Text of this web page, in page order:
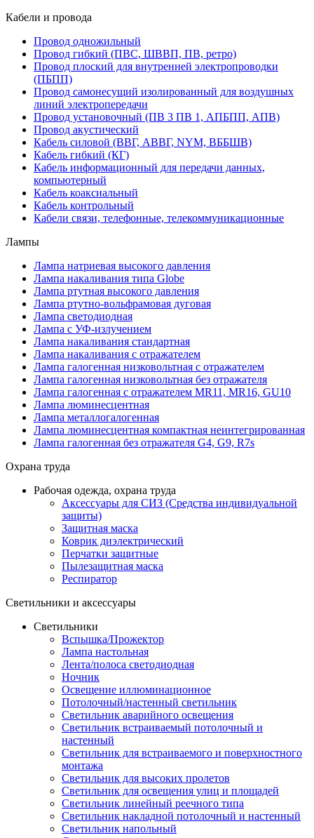
Кабели и провода
Провод одножильный
Провод гибкий (ПВС, ШВВП, ПВ, ретро)
Провод плоский для внутренней электропроводки
(ПБПП)
Провод самонесущий изолированный для воздушных
линий электропередачи
Провод установочный (ПВ 3 ПВ 1, АПБПП, АПВ)
Провод акустический
Кабель силовой (ВВГ, АВВГ, NYM, ВББШВ)
Кабель гибкий (КГ)
Кабель информационный для передачи данных,
компьютерный
Кабель коаксиальный
Кабель контрольный
Кабели связи, телефонные, телекоммуникационные
Лампы
Лампа натриевая высокого давления
Лампа накаливания типа Globe
Лампа ртутная высокого давления
Лампа ртутно-вольфрамовая дуговая
Лампа светодиодная
Лампа с УФ-излучением
Лампа накаливания стандартная
Лампа накаливания с отражателем
Лампа галогенная низковольтная с отражателем
Лампа галогенная низковольтная без отражателя
Лампа галогенная с отражателем MR11, MR16, GU10
Лампа люминесцентная
Лампа металлогалогенная
Лампа люминесцентная компактная неинтегрированная
Лампа галогенная без отражателя G4, G9, R7s
Охрана труда
Рабочая одежда, охрана труда
Аксессуары для СИЗ (Средства индивидуальной
защиты)
Защитная маска
Коврик диэлектрический
Перчатки защитные
Пылезащитная маска
Респиратор
Светильники и аксессуары
Светильники
Вспышка/Прожектор
Лампа настольная
Лента/полоса светодиодная
Ночник
Освещение иллюминационное
Потолочный/настенный светильник
Светильник аварийного освещения
Светильник встраиваемый потолочный и
настенный
Светильник для встраиваемого и поверхностного
монтажа
Светильник для высоких пролетов
Светильник для освещения улиц и площадей
Светильник линейный реечного типа
Светильник накладной потолочный и настенный
Светильник напольный